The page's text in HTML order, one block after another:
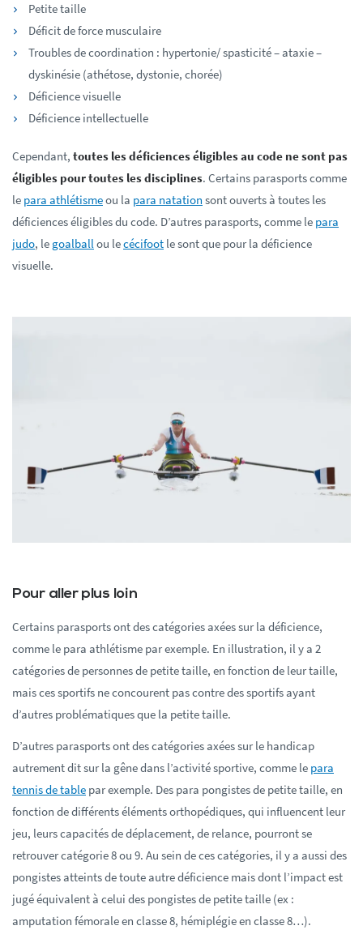
Petite taille
Déficit de force musculaire
Troubles de coordination : hypertonie/ spasticité – ataxie –
dyskinésie (athétose, dystonie, chorée)
Déficience visuelle
Déficience intellectuelle
Cependant, toutes les déficiences éligibles au code ne sont pas
éligibles pour toutes les disciplines. Certains parasports comme
le para athlétismeou la para natation sont ouverts à toutes les
déficiences éligibles du code. D’autres parasports, comme le para
judo, le goalballou lecécifoot le sont que pour la déficience
visuelle.
Pour aller plus loin
Certains parasports ont des catégories axées sur la déficience,
comme le para athlétisme par exemple. En illustration, il y a 2
catégories de personnes de petite taille, en fonction de leur taille,
mais ces sportifs ne concourent pas contre des sportifs ayant
d’autres problématiques que la petite taille.
D’autres parasports ont des catégories axées sur le handicap
autrement dit sur la gêne dans l’activité sportive, comme le para
tennis de table par exemple. Des para pongistes de petite taille, en
fonction de différents éléments orthopédiques, qui influencent leur
jeu, leurs capacités de déplacement, de relance, pourront se
retrouver catégorie 8 ou 9. Au sein de ces catégories, il y a aussi des
pongistes atteints de toute autre déficience mais dont l’impact est
jugé équivalent à celui des pongistes de petite taille (ex :
amputation fémorale en classe 8, hémiplégie en classe 8…).